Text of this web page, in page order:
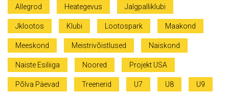
Allegrod Heategevus Jalgpalliklubi
Jklootos Klubi Lootospark Maakond
Meeskond Meistrivõistlused Naiskond
Naiste Esiliiga Noored Projekt USA
Põlva Päevad Treenerid U7 U8 U9